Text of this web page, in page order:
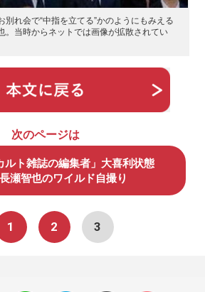
別れ会で“中指を立てる”かのようにもみえる
。当時からネットでは画像が拡散されてい
次のページは
ルト雑誌の編集者」大喜利状態
瀬智也のワイルド自撮り
1 2 3